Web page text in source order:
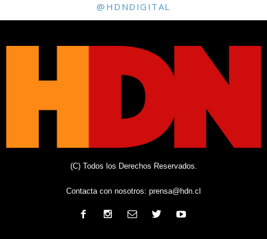
@HDNDIGITAL
(C) Todos los Derechos Reservados.
Contacta con nosotros: prensa@hdn.cl